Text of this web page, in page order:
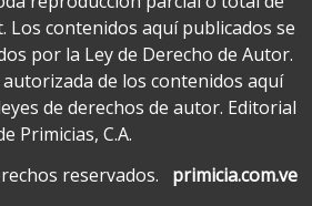
Los contenidos aquí publicados se
por la Ley de Derecho de Autor.
de los contenidos aquí
de derechos de autor. Editorial
Primicias, C.A.
reservados.
primicia.com.ve